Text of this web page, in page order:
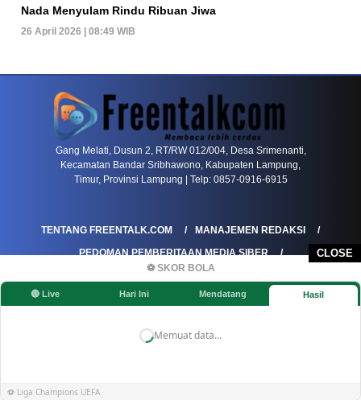
CLOSE
⚽ SKOR BOLA
🔴 Live Hari Ini Mendatang Hasil
Memuat data...
⚽ Liga Champions UEFA
Nada Menyulam Rindu Ribuan Jiwa
26 April 2026 | 08:49 WIB
Gang Melati, Dusun 2, RT/RW 012/004, Desa Srimenanti,
Kecamatan Bandar Sribhawono, Kabupaten Lampung,
Timur, Provinsi Lampung | Telp: 0857-0916-6915
TENTANG FREENTALK.COM
MANAJEMEN REDAKSI
PEDOMAN PEMBERITAAN MEDIA SIBER
PEDOMAN PEMBERITAAN RAMAH ANAK
KOREKSI & KLARIFIKASI
KEBIJAKAN IKLAN / ADVERTORIAL